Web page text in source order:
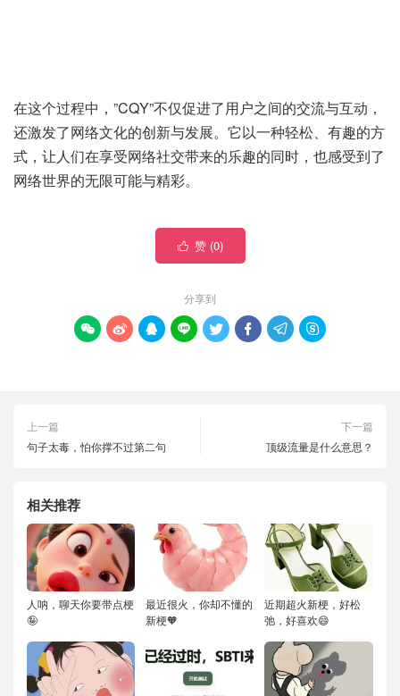
在这个过程中，”CQY”不仅促进了用户之间的交流与互动，
还激发了网络文化的创新与发展。它以一种轻松、有趣的方
式，让人们在享受网络社交带来的乐趣的同时，也感受到了
网络世界的无限可能与精彩。
 赞 (0)
分享到
       
上一篇
句子太毒，怕你撑不过第二句
下一篇
顶级流量是什么意思？
相关推荐
人呐，聊天你要带点梗
🤪
最近很火，你却不懂的
新梗🧡
近期超火新梗，好松
弛，好喜欢😄